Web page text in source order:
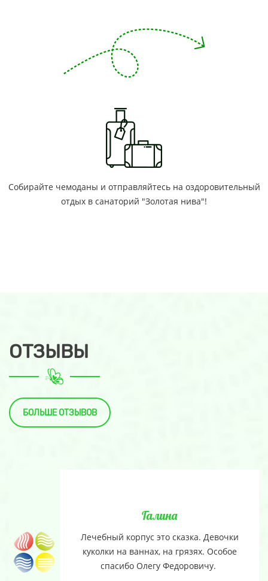
Собирайте чемоданы и отправляйтесь на оздоровительный
отдых в санаторий "Золотая нива"!
ОТЗЫВЫ
БОЛЬШЕ ОТЗЫВОВ
Галина
Лечебный корпус это сказка. Девочки
куколки на ваннах, на грязях. Особое
спасибо Олегу Федоровичу.